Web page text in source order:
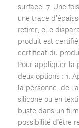
surface. 7. Une
une trace
retirer, elle
produit est
certificat du
Pour appliquer la
deux options : 1.
la personne, de
silicone ou en
buste dans un
possibilité d’être